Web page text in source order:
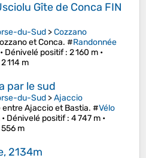
Gîte de Conca FIN
du-Sud >Cozzano
et Conca. #Randonnée
Dénivelé positif: 2 160 m •
2 114 m
par le sud
du-Sud >Ajaccio
entre Ajaccio et Bastia. #Vélo
Dénivelé positif: 4 747 m •
556 m
2134m